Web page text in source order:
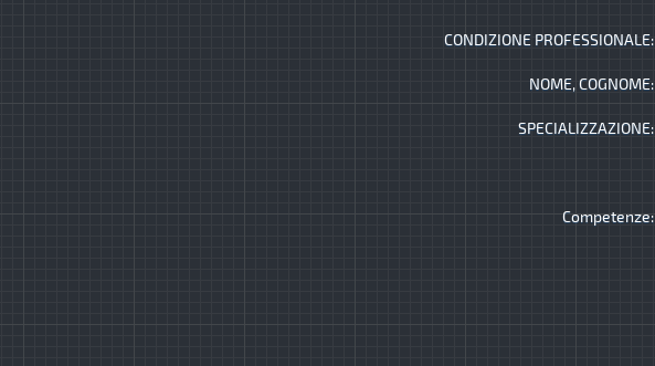
CONDIZIONE PROFESSIONALE:
NOME, COGNOME:
SPECIALIZZAZIONE:
Competenze: